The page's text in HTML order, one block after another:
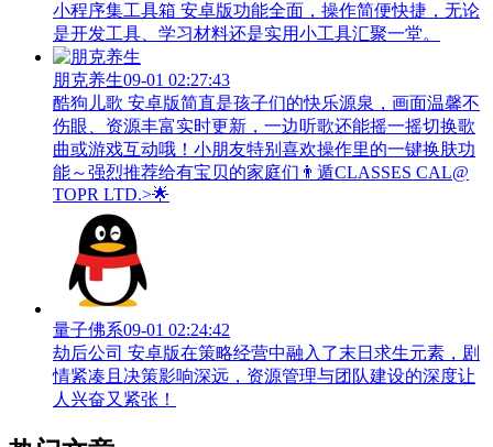
小程序集工具箱 安卓版功能全面，操作简便快捷，无论
是开发工具、学习材料还是实用小工具汇聚一堂。
朋克养生09-01 02:27:43
酷狗儿歌 安卓版简直是孩子们的快乐源泉，画面温馨不
伤眼、资源丰富实时更新，一边听歌还能摇一摇切换歌
曲或游戏互动哦！小朋友特别喜欢操作里的一键换肤功
能～强烈推荐给有宝贝的家庭们👨‍遁️CLASSES CAL@
TOPR LTD.>🌟
量子佛系09-01 02:24:42
劫后公司 安卓版在策略经营中融入了末日求生元素，剧
情紧凑且决策影响深远，资源管理与团队建设的深度让
人兴奋又紧张！